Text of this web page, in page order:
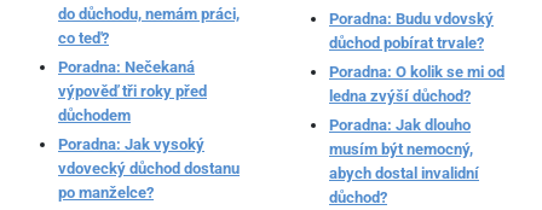
do důchodu, nemám práci,
co teď?
Poradna: Nečekaná
výpověď tři roky před
důchodem
Poradna: Jak vysoký
vdovecký důchod dostanu
po manželce?
Poradna: Budu vdovský
důchod pobírat trvale?
Poradna: O kolik se mi od
ledna zvýší důchod?
Poradna: Jak dlouho
musím být nemocný,
abych dostal invalidní
důchod?